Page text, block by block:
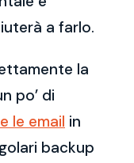
a farlo.
la
po’ di
le email in
backup